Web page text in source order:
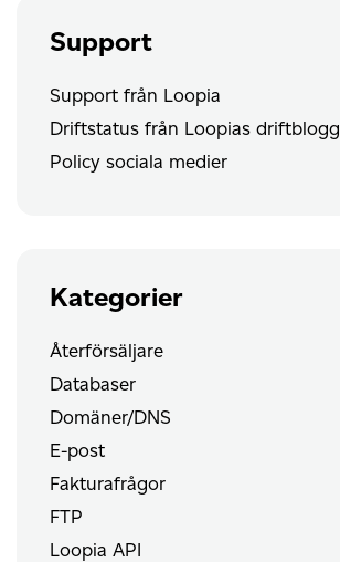
Support
Support från Loopia
Driftstatus från Loopias driftblogg
Policy sociala medier
Kategorier
Återförsäljare
Databaser
Domäner/DNS
E-post
Fakturafrågor
FTP
Loopia API